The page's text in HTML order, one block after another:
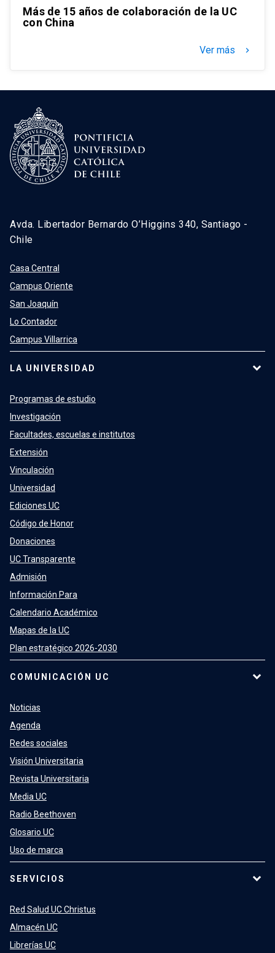
Más de 15 años de colaboración de la UC
con China
Ver más keyboard_arrow_right
Avda. Libertador Bernardo O’Higgins 340, Santiago -
Chile
Casa Central
Campus Oriente
San Joaquín
Lo Contador
Campus Villarrica
LA UNIVERSIDAD
Programas de estudio
Investigación
Facultades, escuelas e institutos
Extensión
Vinculación
Universidad
Ediciones UC
Código de Honor
Donaciones
UC Transparente
Admisión
Información Para
Calendario Académico
Mapas de la UC
Plan estratégico 2026-2030
COMUNICACIÓN UC
Noticias
Agenda
Redes sociales
Visión Universitaria
Revista Universitaria
Media UC
Radio Beethoven
Glosario UC
Uso de marca
SERVICIOS
Red Salud UC Christus
Almacén UC
Librerías UC